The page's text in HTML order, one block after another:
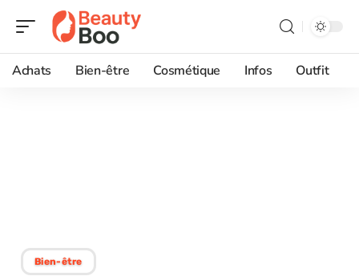
Achats Bien-être Cosmétique Infos Outfit
Bien-être